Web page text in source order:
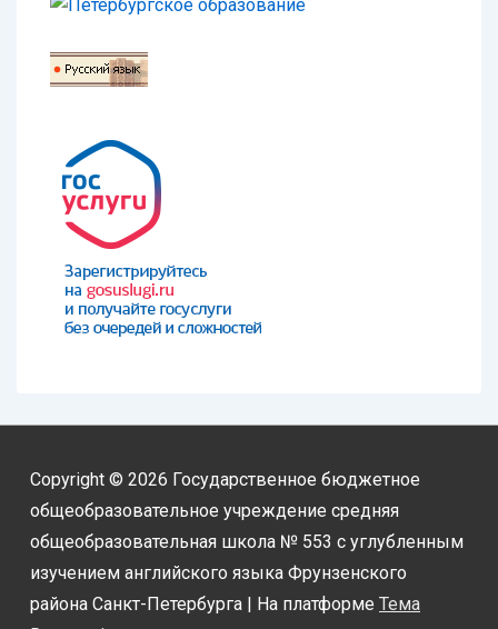
Copyright © 2026 Государственное бюджетное
общеобразовательное учреждение средняя
общеобразовательная школа № 553 с углубленным
изучением английского языка Фрунзенского
района Санкт-Петербурга | На платформе Тема